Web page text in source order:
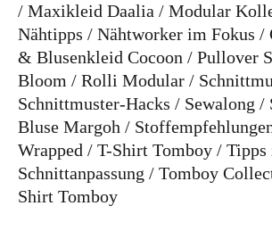
Maxikleid Daalia
Modular
Nähtipps
Nähtworker im Fokus
& Blusenkleid Cocoon
Pullover
Bloom
Rolli Modular
Schnittmuster-Hacks
Sewalong
Bluse Margoh
Wrapped
T-Shirt Tomboy
Tipps
Schnittanpassung
Tomboy
Shirt Tomboy